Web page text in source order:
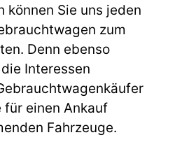
können Sie uns jeden
zum
Denn ebenso
Interessen
für einen Ankauf
Fahrzeuge.